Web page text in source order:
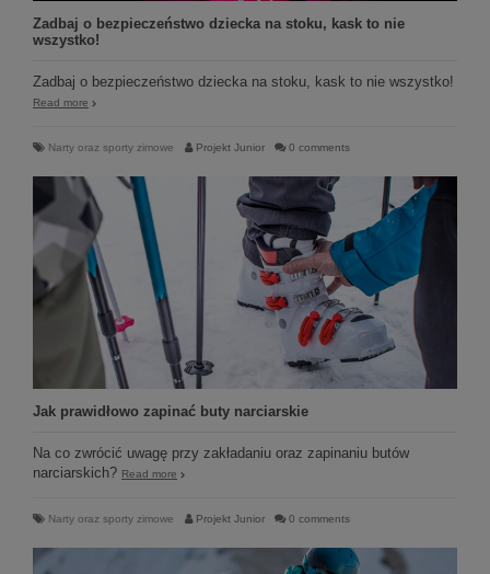
Zadbaj o bezpieczeństwo dziecka na stoku, kask to nie
wszystko!
Zadbaj o bezpieczeństwo dziecka na stoku, kask to nie wszystko!
Read more
Narty oraz sporty zimowe Projekt Junior 0 comments
Jak prawidłowo zapinać buty narciarskie
Na co zwrócić uwagę przy zakładaniu oraz zapinaniu butów
narciarskich? Read more
Narty oraz sporty zimowe Projekt Junior 0 comments